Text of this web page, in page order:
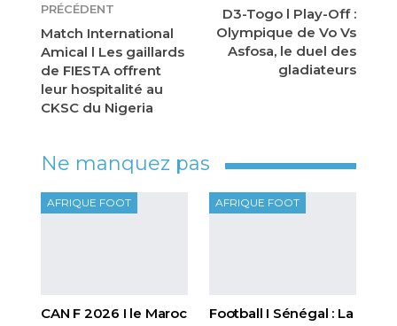
PRÉCÉDENT
Match International
Amical l Les gaillards
de FIESTA offrent
leur hospitalité au
CKSC du Nigeria
D3-Togo l Play-Off :
Olympique de Vo Vs
Asfosa, le duel des
gladiateurs
Ne manquez pas
AFRIQUE FOOT
CAN F 2026 I le Maroc
AFRIQUE FOOT
Football I Sénégal : La